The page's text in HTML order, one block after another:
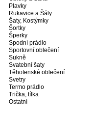
Plavky
Rukavice a Šály
Šaty, Kostýmky
Šortky
Šperky
Spodní prádlo
Sportovní oblečení
Sukně
Svatební šaty
Těhotenské oblečení
Svetry
Termo prádlo
Trička, tílka
Ostatní